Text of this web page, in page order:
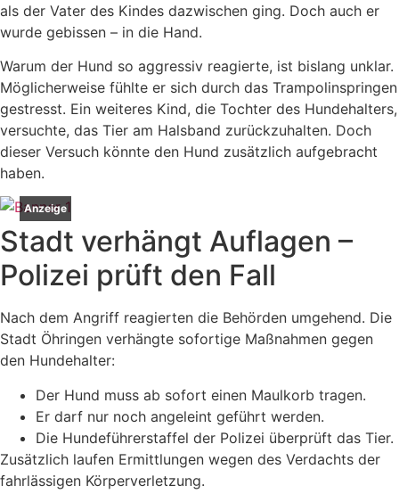
als der Vater des Kindes dazwischen ging. Doch auch er
wurde gebissen – in die Hand.
Warum der Hund so aggressiv reagierte, ist bislang unklar.
Möglicherweise fühlte er sich durch das Trampolinspringen
gestresst. Ein weiteres Kind, die Tochter des Hundehalters,
versuchte, das Tier am Halsband zurückzuhalten. Doch
dieser Versuch könnte den Hund zusätzlich aufgebracht
haben.
Anzeige
Stadt verhängt Auflagen –
Polizei prüft den Fall
Nach dem Angriff reagierten die Behörden umgehend. Die
Stadt Öhringen verhängte sofortige Maßnahmen gegen
den Hundehalter:
Der Hund muss ab sofort einen Maulkorb tragen.
Er darf nur noch angeleint geführt werden.
Die Hundeführerstaffel der Polizei überprüft das Tier.
Zusätzlich laufen Ermittlungen wegen des Verdachts der
fahrlässigen Körperverletzung.